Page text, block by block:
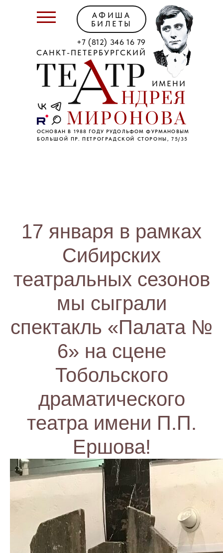
САНКТ-ПЕТЕРБУРГСКИЙ
ИМЕНИ
ОСНОВАН В 1988 ГОДУ РУДОЛЬФОМ ФУРМАНОВЫМ
+7 (812) 346 16 79
БОЛЬШОЙ ПР. ПЕТРОГРАДСКОЙ СТОРОНЫ, 75/35
АФИША
БИЛЕТЫ
17 января в рамках
Сибирских
театральных сезонов
мы сыграли
спектакль «Палата №
6» на сцене
Тобольского
драматического
театра имени П.П.
Ершова!